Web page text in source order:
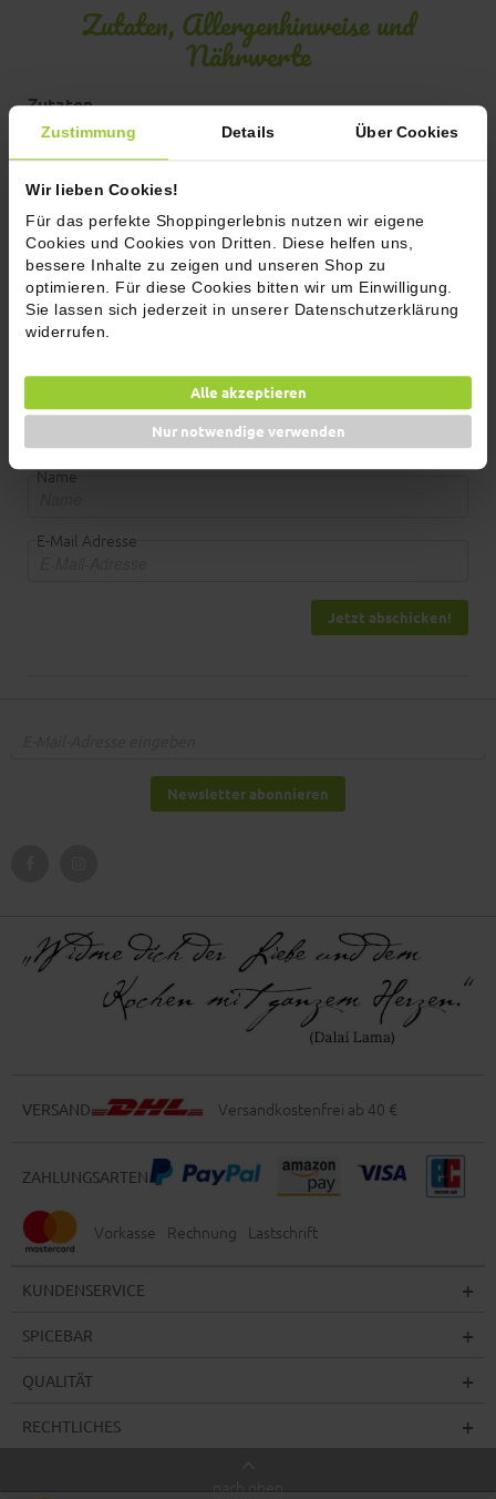
Zustimmung Details Über Cookies
Wir lieben Cookies!
Für das perfekte Shoppingerlebnis nutzen wir eigene
Cookies und Cookies von Dritten. Diese helfen uns,
bessere Inhalte zu zeigen und unseren Shop zu
optimieren. Für diese Cookies bitten wir um Einwilligung.
Sie lassen sich jederzeit in unserer Datenschutzerklärung
widerrufen.
Alle akzeptieren
Nur notwendige verwenden
Zutaten, Allergenhinweise und
Nährwerte
Zutaten
Kann Spuren von SENF enthalten.
Kommentare
Jetzt bewerten
Name
E-Mail Adresse
Jetzt abschicken!
Newsletter abonnieren
VERSAND Versandkostenfrei ab 40 €
ZAHLUNGSARTEN
Vorkasse Rechnung Lastschrift
KUNDENSERVICE
SPICEBAR
QUALITÄT
RECHTLICHES
nach oben